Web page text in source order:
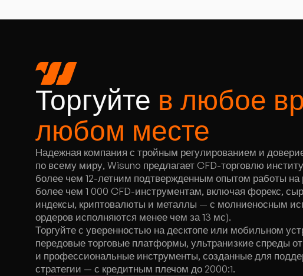
Торгуйте в любое
любом месте
Надежная компания с тройным регулированием и
по всему миру, Wisuno предлагает CFD-торговлю
более чем 12-летним подтвержденным опытом работы на
более чем 1 000 CFD-инструментам, включая форекс,
индексы, криптовалюты и металлы — с молниеносным
ордеров исполняются менее чем за 13 мс).
Торгуйте с уверенностью на десктопе или мобильном
передовые торговые платформы, ультранизкие спреды от
и профессиональные инструменты, созданные для
стратегии — с кредитным плечом до 2000:1.